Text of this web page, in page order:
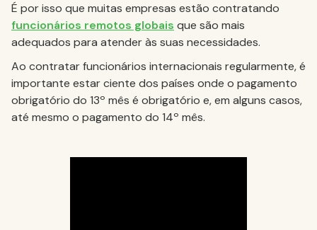
É por isso que muitas empresas estão contratando
funcionários remotos globais que são mais
adequados para atender às suas necessidades.
Ao contratar funcionários internacionais regularmente, é
importante estar ciente dos países onde o pagamento
obrigatório do 13º mês é obrigatório e, em alguns casos,
até mesmo o pagamento do 14º mês.